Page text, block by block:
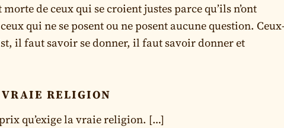
de ceux qui se croient justes parce qu’ils n’ont
qui ne se posent ou ne posent aucune question.
il faut savoir se donner, il faut savoir donner et
RELIGION
qu’exige la vraie religion. […]